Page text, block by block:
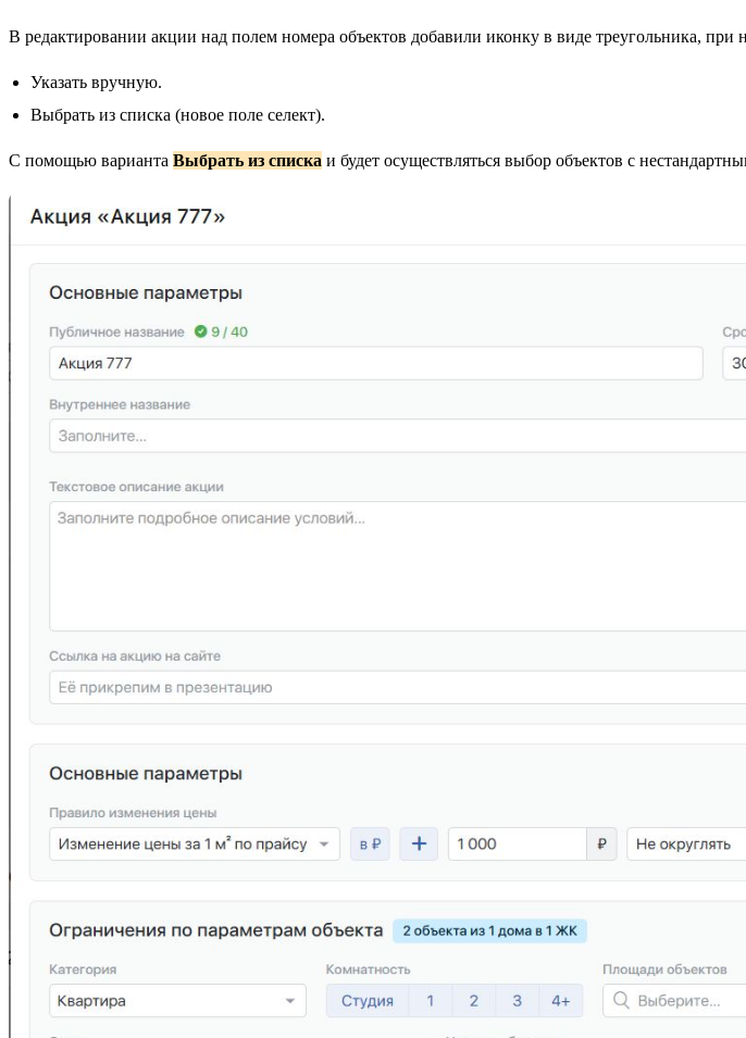
В редактировании акции над полем номера объектов добавили иконку в виде треугольника, при
Указать вручную.
Выбрать из списка (новое поле селект).
С помощью варианта Выбрать из списка и будет осуществляться выбор объектов с